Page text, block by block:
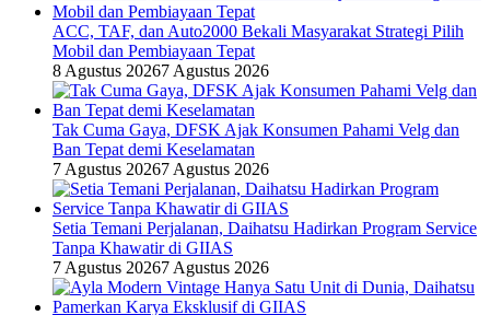
ACC, TAF, dan Auto2000 Bekali Masyarakat Strategi Pilih
Mobil dan Pembiayaan Tepat
8 Agustus 20267 Agustus 2026
Tak Cuma Gaya, DFSK Ajak Konsumen Pahami Velg dan
Ban Tepat demi Keselamatan
7 Agustus 20267 Agustus 2026
Setia Temani Perjalanan, Daihatsu Hadirkan Program Service
Tanpa Khawatir di GIIAS
7 Agustus 20267 Agustus 2026